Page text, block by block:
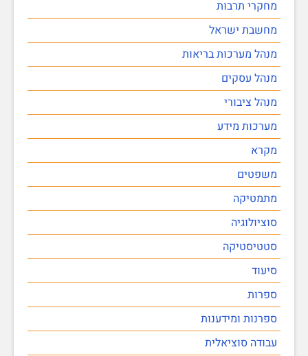
מחקרי תרבות
מחשבת ישראל
מנהל מערכות בריאות
מנהל עסקים
מנהל ציבורי
מערכות מידע
מקרא
משפטים
מתמטיקה
סוציולוגיה
סטטיסטיקה
סיעוד
ספרות
ספרנות ומידענות
עבודה סוציאלית